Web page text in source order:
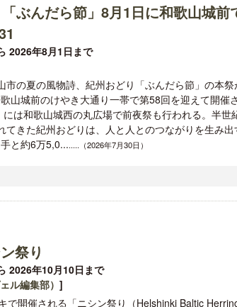
ぶんだら節」8月1日に和歌山城前
2026年8月1日まで
の夏の風物詩、紀州おどり「ぶんだら節」の本祭
山城前のけやき大通り一帯で第58回を迎えて開催
は和歌山城西の丸広場で前夜祭も行われる。半世
てきた紀州おどりは、人と人とのつながりを生み
と約6万5,0........（2026年7月30日）
祭り
2026年10月10日まで
ル編集部） ]
で開催される「ニシン祭り（Helshinki Baltic